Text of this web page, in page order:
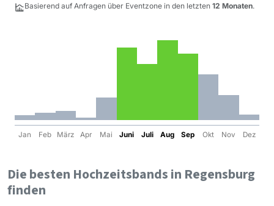
Basierend auf Anfragen über Eventzone in den letzten 12 Monaten.
Jan Feb März Apr Mai Juni Juli Aug Sep Okt Nov Dez
Die besten Hochzeitsbands in Regensburg
finden